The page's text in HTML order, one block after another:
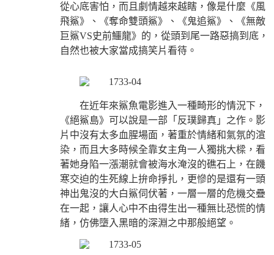
從心底害怕，而且劇情越來越瞎，像是什麼《風
飛鯊》、《奪命雙頭鯊》、《鬼追鯊》、《無敵
巨鯊VS史前鱷龍》的，從頭到尾一路惡搞到底，
自然也被大家當成搞笑片看待。
在近年來鯊魚電影進入一種畸形的情況下，
《絕鯊島》可以說是一部「反璞歸真」之作。影
片中沒有太多血腥場面，著重於情緒和氣氛的渲
染，而且大多時候全靠女主角一人獨挑大樑，看
著她身陷一漲潮就會被海水淹沒的礁石上，在饑
寒交迫的生死線上拚命掙扎，更慘的是還有一頭
神出鬼沒的大白鯊伺伏著，一層一層的危機交疊
在一起，讓人心中不由得生出一種無比恐慌的情
緒，仿佛墮入黑暗的深淵之中那般絕望。